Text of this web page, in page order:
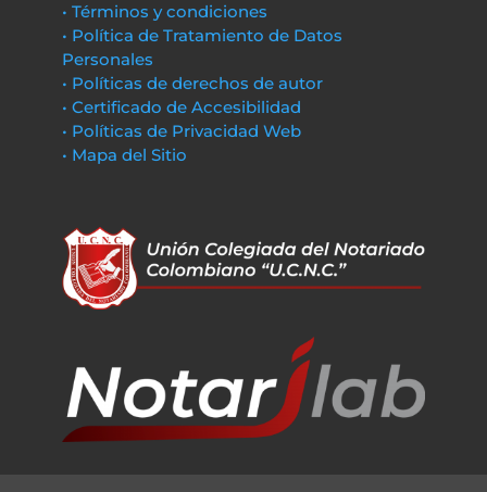
• Términos y condiciones
• Política de Tratamiento de Datos
Personales
• Políticas de derechos de autor
• Certificado de Accesibilidad
• Políticas de Privacidad Web
• Mapa del Sitio